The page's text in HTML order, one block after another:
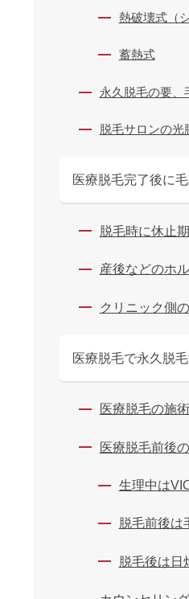
熱破壊式（
蓄熱式
永久脱毛の要、
脱毛サロンの光
医療脱毛完了後に
脱毛時に休止
産後などのホ
クリニック側
医療脱毛で永久脱
医療脱毛の施
医療脱毛前後
生理中は
脱毛前後は
脱毛後は日